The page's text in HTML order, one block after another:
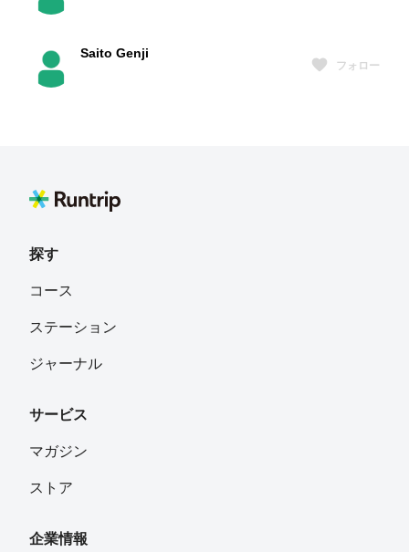
Saito Genji
フォロー
もも
探す
コース
ステーション
ジャーナル
サービス
マガジン
ストア
企業情報